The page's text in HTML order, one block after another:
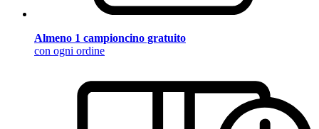
Almeno 1 campioncino gratuito
con ogni ordine